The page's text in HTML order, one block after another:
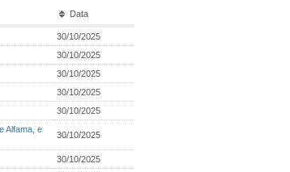
Data
30/10/2025
30/10/2025
30/10/2025
30/10/2025
30/10/2025
Alfama, e
30/10/2025
30/10/2025